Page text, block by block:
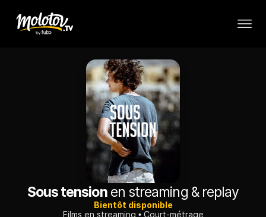
Sous tensionen streaming & replay
Bientôt disponible
Films en streaming
Court-métrage